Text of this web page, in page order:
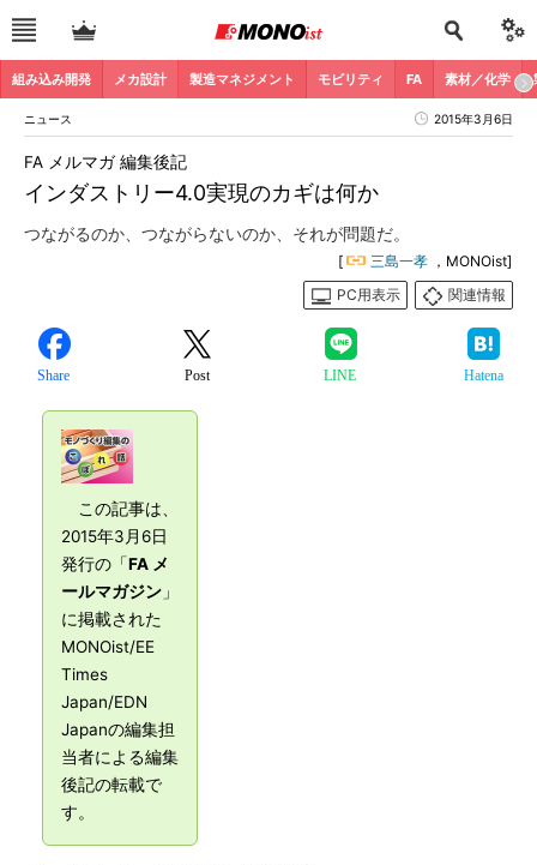
組み込み開発 メカ設計 製造マネジメント モビリティ FA 素材／化学
ニュース 2015年3月6日
インダストリー4.0実現のカギは何か
FA メルマガ 編集後記
つながるのか、つながらないのか、それが問題だ。
[ 三島一孝 ，MONOist]
PC用表示
関連情報
Share Post LINE Hatena
この記事は、
2015年3月6日
発行の「FA メ
ールマガジン 」
に掲載された
MONOist/EE
Times
Japan/EDN
Japanの編集担
当者による編集
後記の転載で
す。